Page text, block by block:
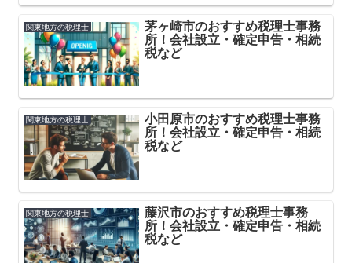
関東地方の税理士
茅ヶ崎市のおすすめ税理士事務
所！会社設立・確定申告・相続
税など
関東地方の税理士
小田原市のおすすめ税理士事務
所！会社設立・確定申告・相続
税など
関東地方の税理士
藤沢市のおすすめ税理士事務
所！会社設立・確定申告・相続
税など